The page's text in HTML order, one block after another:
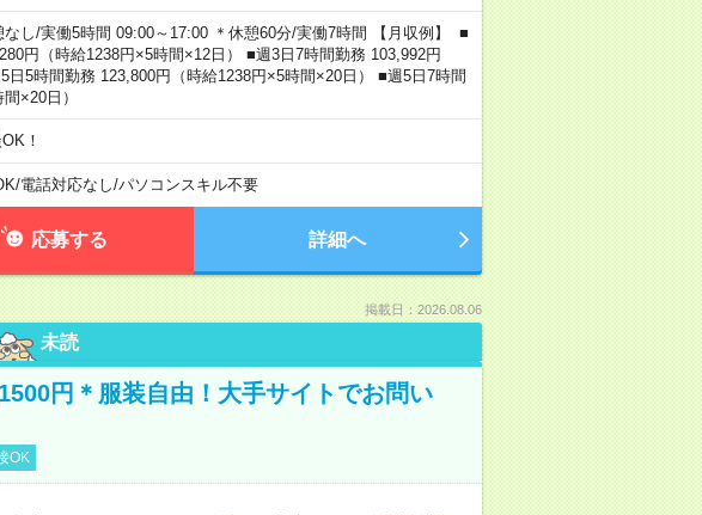
し/実働5時間 09:00～17:00 ＊休憩60分/実働7時間 【月収例】 ■
円（時給1238円×5時間×12日） ■週3日7時間勤務 103,992円
日5時間勤務 123,800円（時給1238円×5時間×20日） ■週5日7時間
×20日）
！
/電話対応なし/パソコンスキル不要
応募する 詳細へ
掲載日：2026.08.06
未読
円＊服装自由！大手サイトでお問い
OK